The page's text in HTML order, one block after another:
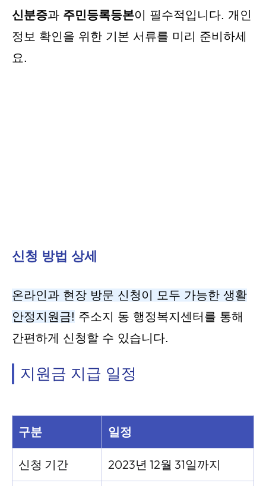
신분증과 주민등록등본이 필수적입니다. 개인
정보 확인을 위한 기본 서류를 미리 준비하세
요.
신청 방법 상세
온라인과 현장 방문 신청이 모두 가능한 생활
안정지원금! 주소지 동 행정복지센터를 통해
간편하게 신청할 수 있습니다.
지원금 지급 일정
구분 일정
신청 기간 2023년 12월 31일까지